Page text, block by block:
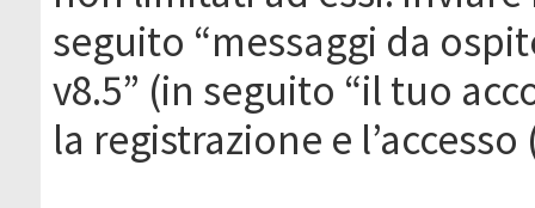
seguito “messaggi da
v8.5” (in seguito “il tuo
la registrazione e